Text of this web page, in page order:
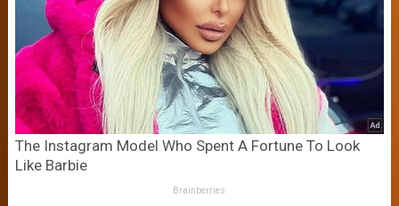
The Instagram Model Who Spent A Fortune To Look
Like Barbie
Brainberries